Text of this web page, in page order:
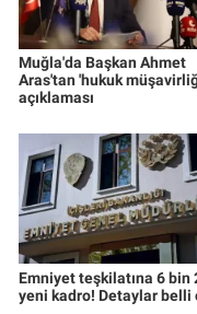
Muğla'da Başkan Ahmet
Aras'tan 'hukuk
açıklaması
Emniyet teşkilatına 6 bin
yeni kadro! Detaylar belli